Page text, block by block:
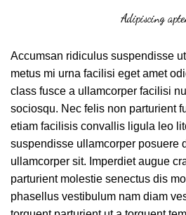
Adipiscing
Accumsan ridiculus suspendisse
metus mi urna facilisi eget amet
class fusce a ullamcorper facilisi
sociosqu. Nec felis non parturient
etiam facilisis convallis ligula leo
suspendisse ullamcorper posuere
ullamcorper sit. Imperdiet augue
parturient molestie senectus dis
phasellus vestibulum nam diam